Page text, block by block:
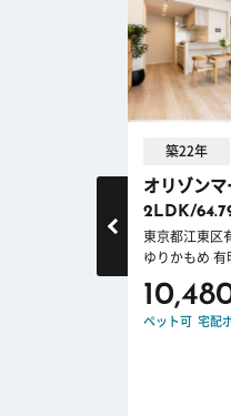
築22年
オリゾンマ
2LDK/
東京都江東区
ゆりかもめ 有
ペット可 宅配